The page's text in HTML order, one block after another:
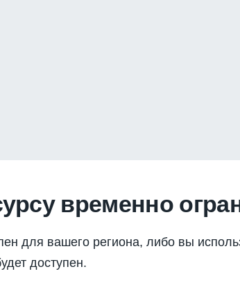
временно
для вашего региона, либо вы
доступен.